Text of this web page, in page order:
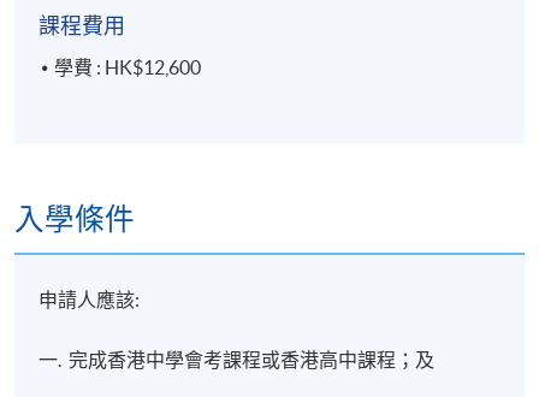
課程費用
學費 : HK$12,600
入學條件
申請人應該:
一. 完成香港中學會考課程或香港高中課程；及